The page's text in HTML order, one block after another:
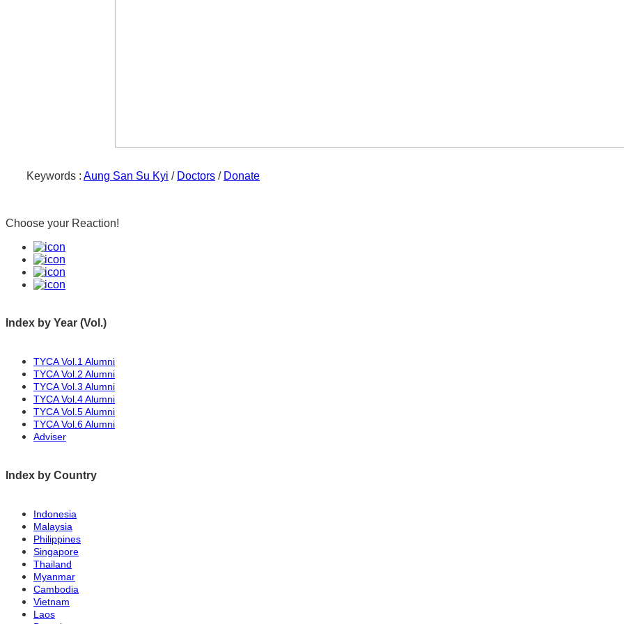
help needy people whenever we can.
During Lockdown, most people have no income and find difficulty in daily cost. This virus reduces our daily
The unique move in my country is the donation by many ways. Because of the Lockdown, many poor
income. Some poor people have to buy foods from their daily income after get back from work. In this
foods to needy people. Many rich people giving their hotels as shelter for those medical doctors working for
The Myanmar government has also been subsidizing household consumption of electricity since April. The
continued outbreak of COVID-19. This corona virus is very cruel to every patient when expired. Even family
passed away family member. Therefore, I would like all people to follow every rules announced by each
transmission. Please wear mask whenever go outside which can save yourself and transmission to other
risking their lives to save corona patients, and sacrificing their precious time to be with their family members.
people has a duty to participate and prevent it. Our world would have many challenges ahead beside
食べます。そのため、私の国では、40歳以上になると、ほとんどの人が糖尿病、心臓病、高血圧に
物の摂取を控えるために、日々の食生活に重要な警鐘を鳴らしています。
ですから、私たちはできる限り、困っている人を助けなければなりません。
ロックダウン中は、ほとんどの人が無収入で生活費に困っています。このウイルスは、私たちの毎
電気代が高くなってしまいます。これは、緊急時のためにある程度の予備費を確保しておくという
私の国でのユニークな活動は、様々な形での寄付がなされていることです。ロックダウンのため、
の人が必要な食べ物を貧しい人たちに寄付しています。多くの富裕層は、COVID-19の患者のため
います。
また、ミャンマー政府は4月から家庭での電力消費を補助しています。電力エネルギー省は、
に会うことができませんでした。ですから、コロナウイルスの感染を防ぐために、各国政府が発表
す。外出時には必ずマスクを着用してください。マスクの着用によってあなた自身だけではなく、
コロナウイルスの患者さんを救うために命をかけ、家族と一緒にいるための貴重な時間を犠牲にし
が起こっても、一人一人が感染症蔓延予防策を実行し、感染症蔓延を防ぐ義務があります。私たち
受けていますが、世界中の国々が手を取り合って、それに立ち向かい、乗り越えていかなければなり
Keywords : Aung San Su Kyi / Doctors / Donate
Choose your Reaction!
Index by Year (Vol.)
TYCA Vol.1 Alumni
TYCA Vol.2 Alumni
TYCA Vol.3 Alumni
TYCA Vol.4 Alumni
TYCA Vol.5 Alumni
TYCA Vol.6 Alumni
Adviser
Index by Country
Indonesia
Malaysia
Philippines
Singapore
Thailand
Myanmar
Cambodia
Vietnam
Laos